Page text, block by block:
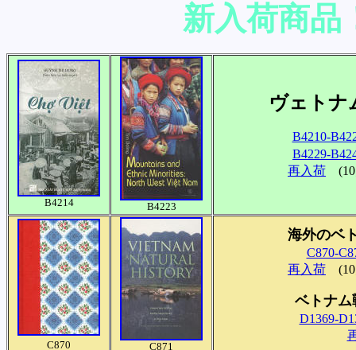
新入荷商品
B4214 B4223
ヴェトナ
B4210-
B4229-
再入荷 (10
C870 C871
海外のベ
C870-
再入荷 (10
ベトナム
D1369-